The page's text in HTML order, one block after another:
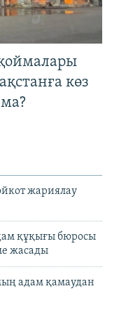
көз
жариялау
құқығы бюросы
жасады
адам қамаудан